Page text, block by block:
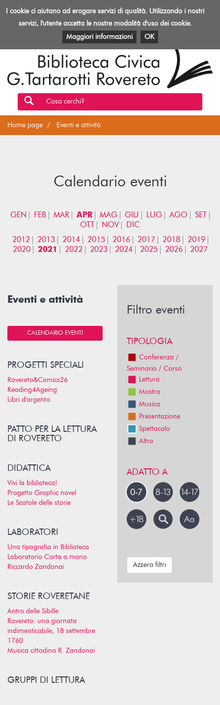
Toggle
Biblioteca
Rovereto
EVENTI E ATTIVITÀ PATRIMONIO E RISORSE
Cosa cerchi?
Home page Eventi e attività
Calendario eventi
GEN FEB MAR APR MAG GIU LUG AGO
SET
OTT
NOV
DIC
2012
2013 2014 2015 2016 2017 2018
2019
2020
2021 2022 2023 2024 2025 2026 2027
Eventi e attività
CALENDARIO EVENTI
PROGETTI SPECIALI
Rovereto&Comics26
Reading4Ageing
Libri d'argento
PATTO PER LA LETTURA
DI ROVERETO
DIDATTICA
Vivi la biblioteca!
Progetto Graphic novel
Le Scatole delle storie
LABORATORI
Una tipografia in Biblioteca
Laboratorio Carta a mano
Riccardo Zandonai
STORIE ROVERETANE
Antro delle Sibille
Rovereto: una giornata
indimenticabile, 18 settembre
1760
Musica cittadina R. Zandonai
GRUPPI DI LETTURA
Filtro eventi
TIPOLOGIA
Conferenza /
Seminario / Corso
Lettura
Mostra
Musica
Presentazione
Spettacolo
Altro
ADATTO A
Azzera filtri
I cookie ci aiutano ad erogare servizi di qualità. Utilizzando i nostri
servizi, l'utente accetta le nostre modalità d'uso dei cookie.
Maggiori informazioni
OK